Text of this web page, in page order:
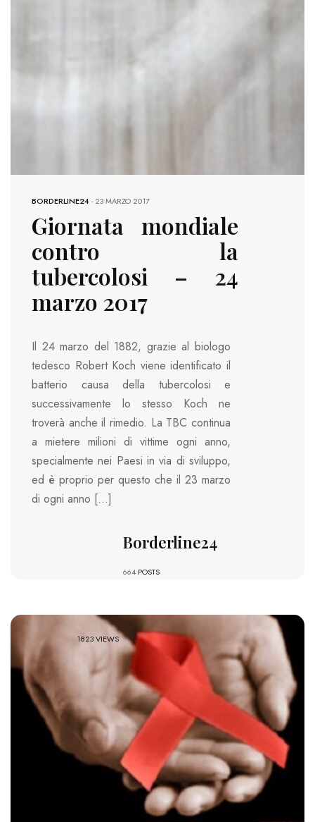
BORDERLINE24-23 MARZO 2017
Giornata mondiale
contro la
tubercolosi – 24
marzo 2017
Il 24 marzo del 1882, grazie al biologo
tedesco Robert Koch viene identificato il
batterio causa della tubercolosi e
successivamente lo stesso Koch ne
troverà anche il rimedio. La TBC continua
a mietere milioni di vittime ogni anno,
specialmente nei Paesi in via di sviluppo,
ed è proprio per questo che il 23 marzo
di ogni anno […]
Borderline24
664 POSTS
1823 VIEWS